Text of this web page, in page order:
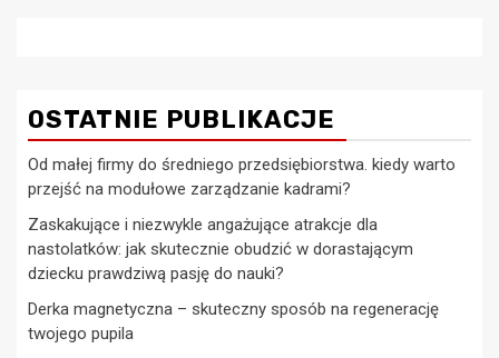
OSTATNIE PUBLIKACJE
Od małej firmy do średniego przedsiębiorstwa. kiedy warto
przejść na modułowe zarządzanie kadrami?
Zaskakujące i niezwykle angażujące atrakcje dla
nastolatków: jak skutecznie obudzić w dorastającym
dziecku prawdziwą pasję do nauki?
Derka magnetyczna – skuteczny sposób na regenerację
twojego pupila